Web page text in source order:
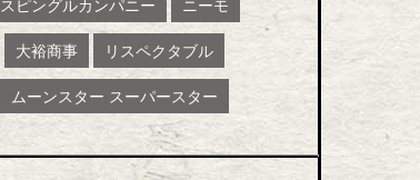
スピングルカンパニー ニーモ
大裕商事 リスペクタブル
ムーンスター スーパースター